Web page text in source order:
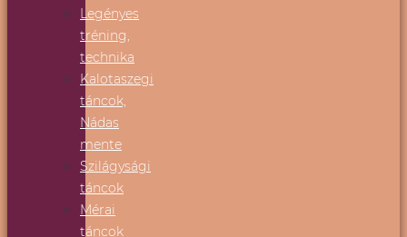
Legényes
tréning,
technika
Kalotaszegi
táncok,
Nádas
mente
Szilágysági
táncok
Mérai
táncok